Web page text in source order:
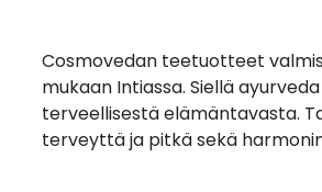
Cosmovedan teetuotteet
mukaan Intiassa. Siellä
terveellisestä elämäntavasta.
terveyttä ja pitkä sekä